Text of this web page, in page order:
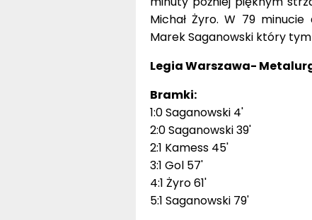
Michał Żyro. W 79
Marek Saganowski który
Legia Warszawa-
Bramki:
1:0 Saganowski 4'
2:0 Saganowski 39'
2:1 Kamess 45'
3:1 Gol 57'
4:1 Żyro 61'
5:1 Saganowski 79'